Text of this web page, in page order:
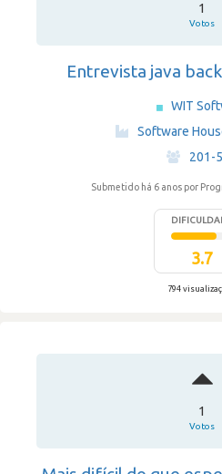
1
Votos
Entrevista java
WIT
Software
·
201-
Submetido há 6 anos por
3.7
794
1
Votos